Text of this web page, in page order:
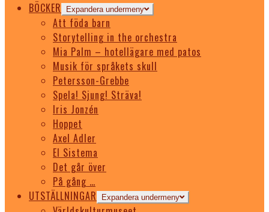
BÖCKER
Expandera undermeny
Att föda barn
Storytelling in the orchestra
Mia Palm – hotellägare med patos
Musik för språkets skull
Petersson-Grebbe
Spela! Sjung! Sträva!
Iris Jonzén
Hoppet
Axel Adler
El Sistema
Det går över
På gång …
UTSTÄLLNINGAR
Expandera undermeny